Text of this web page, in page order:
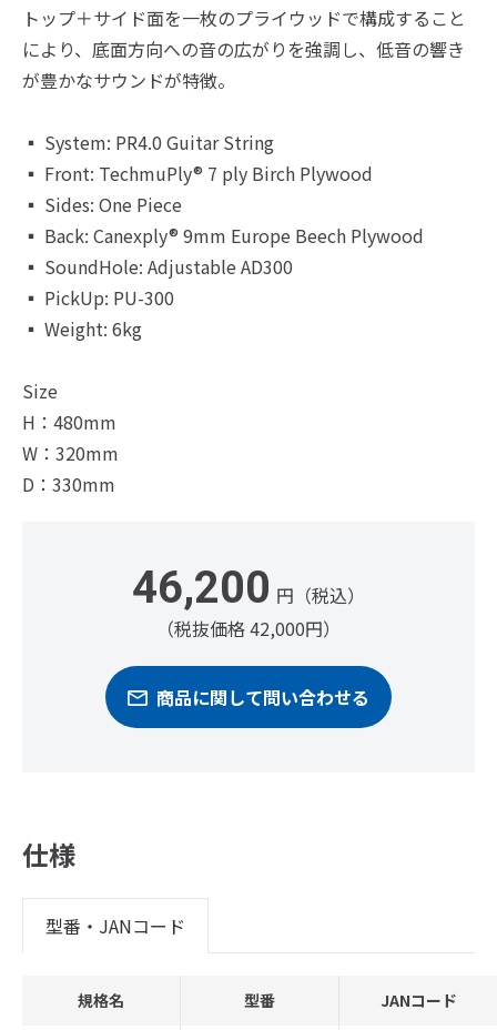
トップ＋サイド面を一枚のプライウッドで構成すること
により、底面方向への音の広がりを強調し、低音の響き
が豊かなサウンドが特徴。
▪ System: PR4.0 Guitar String
▪ Front: TechmuPly® 7 ply Birch Plywood
▪ Sides: One Piece
▪ Back: Canexply® 9mm Europe Beech Plywood
▪ SoundHole: Adjustable AD300
▪ PickUp: PU-300
▪ Weight: 6kg
Size
H：480mm
W：320mm
D：330mm
46,200 円（税込）
（税抜価格 42,000円）
商品に関して問い合わせる
仕様
型番・JANコード
規格名 型番 JANコード